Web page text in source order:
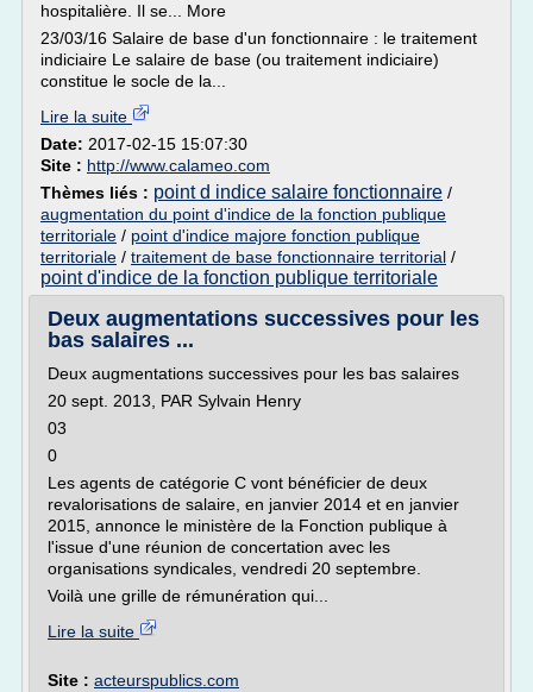
hospitalière. Il se... More
23/03/16 Salaire de base d'un fonctionnaire : le traitement
indiciaire Le salaire de base (ou traitement indiciaire)
constitue le socle de la...
Lire la suite
Date: 2017-02-15 15:07:30
Site : http://www.calameo.com
Thèmes liés : point d indice salaire fonctionnaire /
augmentation du point d'indice de la fonction publique
territoriale / point d'indice majore fonction publique
territoriale / traitement de base fonctionnaire territorial /
point d'indice de la fonction publique territoriale
Deux augmentations successives pour les
bas salaires ...
Deux augmentations successives pour les bas salaires
20 sept. 2013, PAR Sylvain Henry
03
0
Les agents de catégorie C vont bénéficier de deux
revalorisations de salaire, en janvier 2014 et en janvier
2015, annonce le ministère de la Fonction publique à
l'issue d'une réunion de concertation avec les
organisations syndicales, vendredi 20 septembre.
Voilà une grille de rémunération qui...
Lire la suite
Site : acteurspublics.com